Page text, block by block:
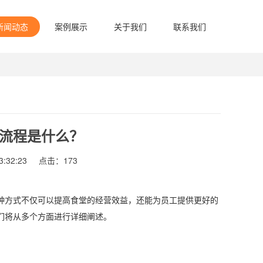
闻动态 案例展示 关于我们 联系我们
程是什么？
点击： 173
式不仅可以提高食堂的经营效益，还能为员工提供更好的
从多个方面进行详细阐述。